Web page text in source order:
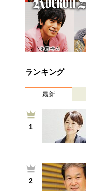
ランキング
最新
1
2